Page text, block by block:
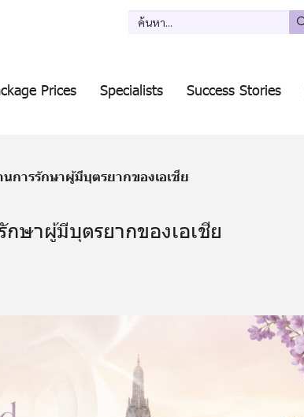
Prices Specialists Success Stories
การรักษาผู้มีบุตรยากของเอเชีย
ษาผู้มีบุตรยากของเอเชีย